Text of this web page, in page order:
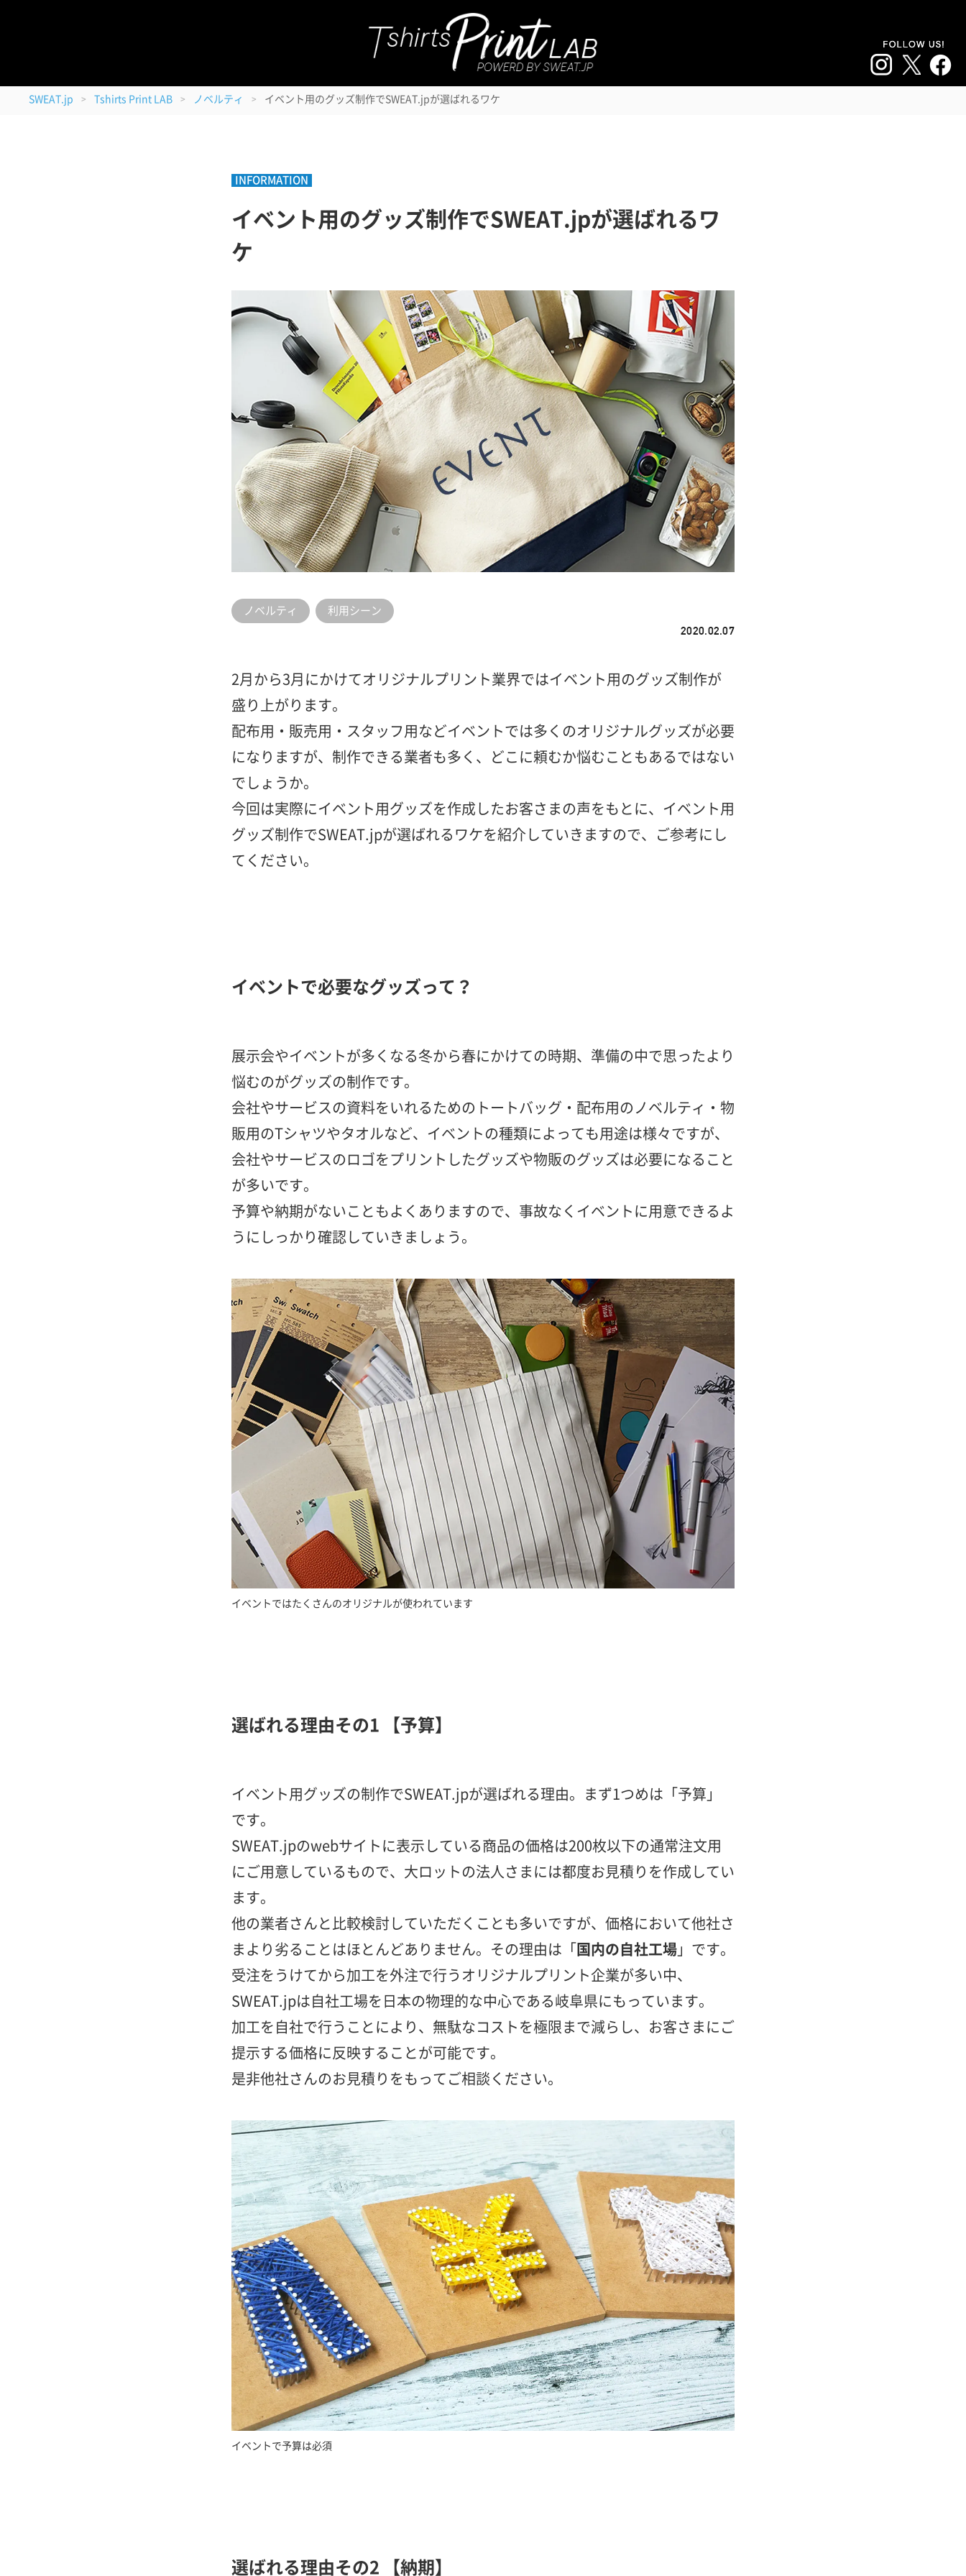
オリジナルをつくる サービス内容
＞
＜
SWEAT.jp > Tshirts Print LAB > ノベルティ > イベント用のグッズ制作でSWEAT.jpが選ばれるワケ
INFORMATION
イベント用のグッズ制作でSWEAT.jpが選ばれるワ
ケ
ノベルティ 利用シーン
2020.02.07
2月から3月にかけてオリジナルプリント業界ではイベント用のグッズ制作が
盛り上がります。
配布用・販売用・スタッフ用などイベントでは多くのオリジナルグッズが必要
になりますが、制作できる業者も多く、どこに頼むか悩むこともあるではない
でしょうか。
今回は実際にイベント用グッズを作成したお客さまの声をもとに、イベント用
グッズ制作でSWEAT.jpが選ばれるワケを紹介していきますので、ご参考にし
てください。
イベントで必要なグッズって？
展示会やイベントが多くなる冬から春にかけての時期、準備の中で思ったより
悩むのがグッズの制作です。
会社やサービスの資料をいれるためのトートバッグ・配布用のノベルティ・物
販用のTシャツやタオルなど、イベントの種類によっても用途は様々ですが、
会社やサービスのロゴをプリントしたグッズや物販のグッズは必要になること
が多いです。
予算や納期がないこともよくありますので、事故なくイベントに用意できるよ
うにしっかり確認していきましょう。
イベントではたくさんのオリジナルが使われています
選ばれる理由その1 【予算】
イベント用グッズの制作でSWEAT.jpが選ばれる理由。まず1つめは「予算」
です。
SWEAT.jpのwebサイトに表示している商品の価格は200枚以下の通常注文用
にご用意しているもので、大ロットの法人さまには都度お見積りを作成してい
ます。
他の業者さんと比較検討していただくことも多いですが、価格において他社さ
まより劣ることはほとんどありません。その理由は「 国内の自社工場 」です。
受注をうけてから加工を外注で行うオリジナルプリント企業が多い中、
SWEAT.jpは自社工場を日本の物理的な中心である岐阜県にもっています。
加工を自社で行うことにより、無駄なコストを極限まで減らし、お客さまにご
提示する価格に反映することが可能です。
是非他社さんのお見積りをもってご相談ください。
イベントで予算は必須
選ばれる理由その2 【納期】